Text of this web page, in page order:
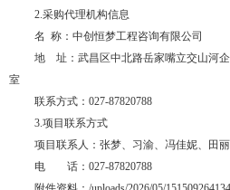
2.采购代理机构信息
名 称：中创恒梦工程
地 址：武昌区中北路岳家嘴立交山河
室
联系方式： 027-
3.项目联系方式
项目联系人：张梦、习渝、冯佳妮、田
电
话： 027-87820788